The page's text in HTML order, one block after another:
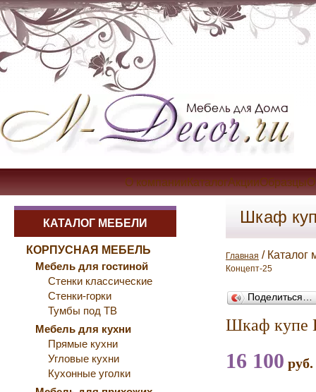
О
КАТАЛОГ МЕБЕЛИ
КОРПУСНАЯ МЕБЕЛЬ
Мебель для гостиной
Стенки классические
Стенки-горки
Тумбы под ТВ
Мебель для кухни
Прямые кухни
Угловые кухни
Кухонные уголки
Шкаф
Главная /
Концепт-25
Поделиться…
Шкаф купе
16 100 руб.